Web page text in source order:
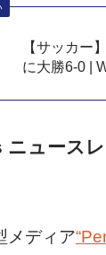
【サッカー
に大勝6-0 |
ュース
メディア